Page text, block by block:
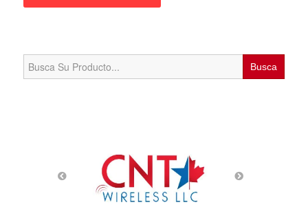
Search
for: